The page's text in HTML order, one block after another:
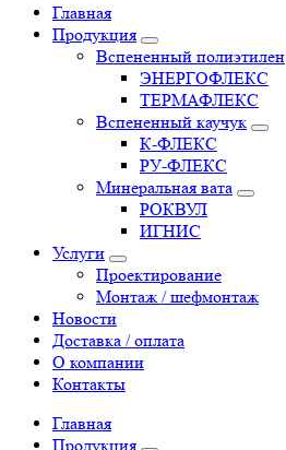
Главная
Продукция
Вспененный полиэтилен
ЭНЕРГОФЛЕКС
ТЕРМАФЛЕКС
Вспененный каучук
К-ФЛЕКС
РУ-ФЛЕКС
Минеральная вата
РОКВУЛ
ИГНИС
Услуги
Проектирование
Монтаж / шефмонтаж
Новости
Доставка / оплата
О компании
Контакты
Главная
Продукция